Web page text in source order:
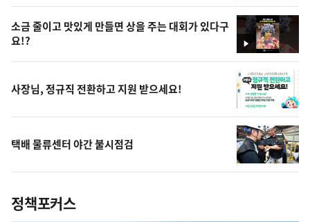
상
영
상
소금 줄이고 맛있게 만들면 상을 주는 대회가 있다구
요!?
사장님, 정규직 전환하고 지원 받으세요!
택배 물류센터 야간 불시점검
정책포커스